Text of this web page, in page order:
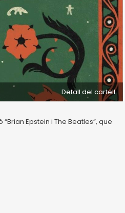
Detall del cartell
“Brian Epstein i The Beatles”, que